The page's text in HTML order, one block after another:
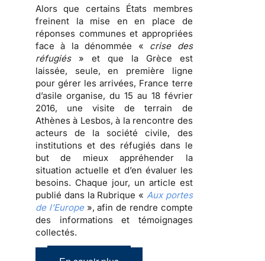
Alors que certains États membres
freinent la mise en en place de
réponses communes et appropriées
face à la dénommée « crise des
réfugiés» et que la Grèce est
laissée, seule, en première ligne
pour gérer les arrivées, France terre
d’asile organise, du 15 au 18 février
2016, une visite de terrain de
Athènes à Lesbos, à la rencontre des
acteurs de la société civile, des
institutions et des réfugiés dans le
but de mieux appréhender la
situation actuelle et d’en évaluer les
besoins. Chaque jour, un article est
publié dans la Rubrique « Aux portes
de l’Europe», afin de rendre compte
des informations et témoignages
collectés.